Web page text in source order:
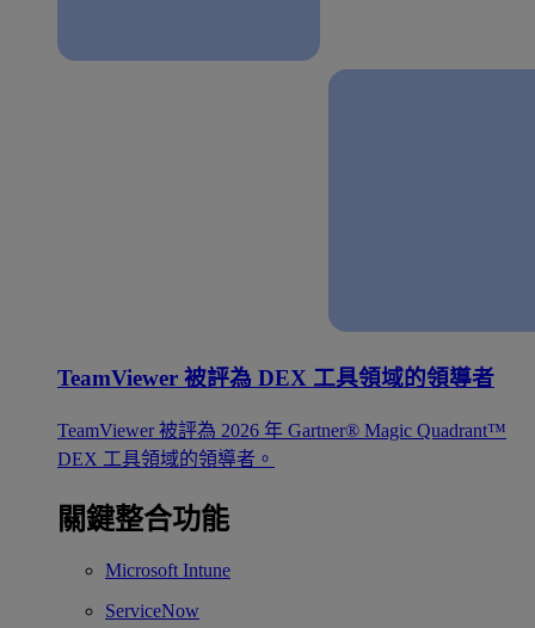
TeamViewer 被評為 DEX 工具領域的領導者
TeamViewer 被評為 2026 年 Gartner® Magic Quadrant™
DEX 工具領域的領導者。
關鍵整合功能
Microsoft Intune
ServiceNow